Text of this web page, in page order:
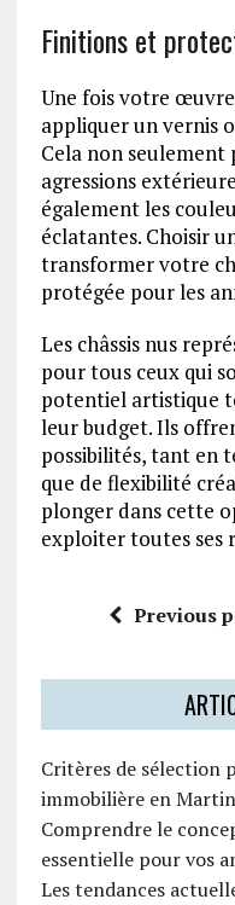
Finitions et
Une fois votre
appliquer un vernis
Cela non
agressions
également les
éclatantes. Choisir
transformer votre
protégée pour les
Les châssis nus
pour tous ceux qui
potentiel artistique
leur budget. Ils
possibilités, tant en
que de flexibilité
plonger dans cette
exploiter toutes ses
Previous
Critères de sélection
immobilière en
Comprendre le
essentielle pour vos
Les tendances